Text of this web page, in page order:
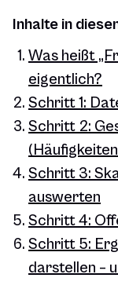
Inhalte in
Was heißt
eigentlich?
Schritt 1:
Schritt 2:
Schritt 3:
auswerten
Schritt 4:
Schritt 5:
darstellen –